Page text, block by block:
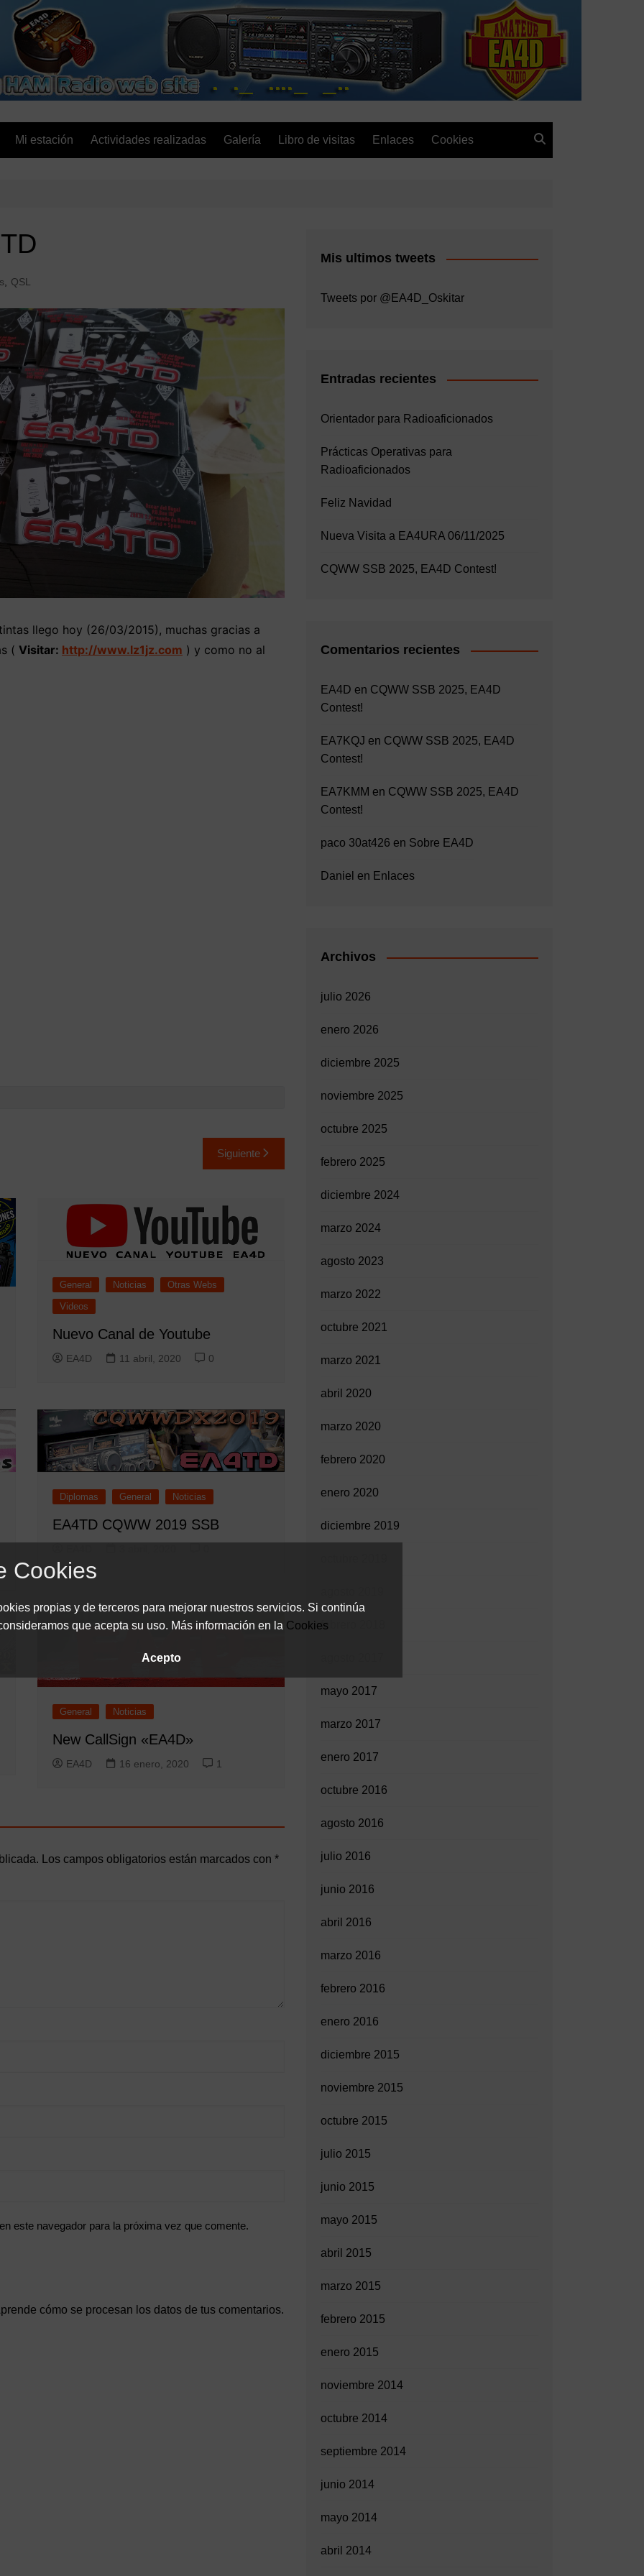
EA4D.es
Mi estación Actividades realizadas Galería Libro de visitas Enlaces Cookies
QSL
llego hoy (26/03/2015), muchas gracias a
( Visitar: http://www.lz1jz.com ) y como no al
Siguiente
General Noticias
Otras Webs
Videos
Nuevo Canal de Youtube
EA4D 11 abril, 2020 0
Diplomas General Noticias
EA4TD CQWW 2019 SSB
General Noticias
New CallSign «EA4D»
EA4D 16 enero, 2020 1
Los campos obligatorios están marcados con *
este navegador para la próxima vez que comente.
cómo se procesan los datos de tus comentarios.
Mis ultimos tweets
Tweets por @EA4D_Oskitar
Entradas recientes
Orientador para Radioaficionados
Prácticas Operativas para
Radioaficionados
Feliz Navidad
Nueva Visita a EA4URA 06/11/2025
CQWW SSB 2025, EA4D Contest!
Comentarios recientes
EA4D en CQWW SSB 2025, EA4D
Contest!
EA7KQJ en CQWW SSB 2025, EA4D
Contest!
EA7KMM en CQWW SSB 2025, EA4D
Contest!
paco 30at426 en Sobre EA4D
Daniel en Enlaces
Archivos
julio 2026
enero 2026
diciembre 2025
noviembre 2025
octubre 2025
febrero 2025
diciembre 2024
marzo 2024
agosto 2023
marzo 2022
octubre 2021
marzo 2021
abril 2020
marzo 2020
febrero 2020
enero 2020
diciembre 2019
febrero 2018
mayo 2017
marzo 2017
enero 2017
octubre 2016
agosto 2016
julio 2016
junio 2016
abril 2016
marzo 2016
febrero 2016
enero 2016
diciembre 2015
noviembre 2015
octubre 2015
julio 2015
junio 2015
mayo 2015
abril 2015
marzo 2015
febrero 2015
enero 2015
noviembre 2014
octubre 2014
septiembre 2014
junio 2014
mayo 2014
abril 2014
Cookies
propias y de terceros para mejorar nuestros servicios. Si continúa
que acepta su uso. Más información en la Cookies
Acepto